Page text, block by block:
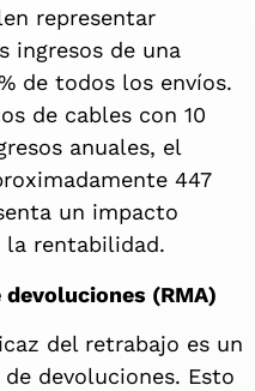
representar
ingresos de una
de todos los envíos.
de cables con 10
anuales, el
447
un impacto
la rentabilidad.
(RMA)
del retrabajo es un
devoluciones. Esto